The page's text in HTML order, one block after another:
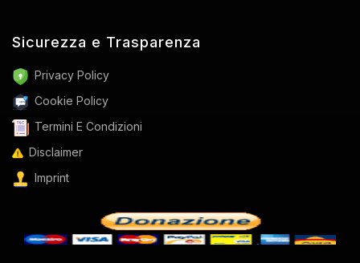
Sicurezza e Trasparenza
Privacy Policy
Cookie Policy
Termini E Condizioni
Disclaimer
Imprint